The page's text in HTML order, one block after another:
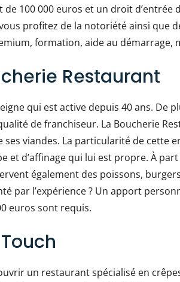
100 000 euros et un droit d’entrée
profitez de la notoriété ainsi que
formation, aide au démarrage,
Restaurant
qui est active depuis 40 ans. De
de franchiseur. La Boucherie
viandes. La particularité de cette
et d’affinage qui lui est propre. À
également des poissons,
par l’expérience ? Un apport
euros sont requis.
un restaurant spécialisé en